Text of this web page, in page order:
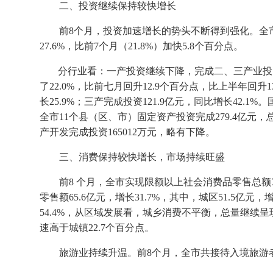
二、投资继续保持较快增长
前8个月，投资加速增长的势头不断得到强化。全
27.6% ，比前7个月（21.8%）加快5.8个百分点。
分行业看： 一产投资继续下降，完成二、三产业
了22.0% ，比前七月回升12.9个百分点，比上半年回升
长25.9% ；三产完成投资121.9亿元，同比增长42.1%。
全市11个县（区、市）固定资产投资完成279.4亿元，
产开发完成投资165012万元，略有下降。
三、消费保持较快增长，市场持续旺盛
前8 个月，全市实现限额以上社会消费品零售总额
零售额65.6亿元，增长31.7% ，其中，城区51.5亿元，
54.4% ， 从区域发展看，城乡消费不平衡，总量继续
速高于城镇22.7个百分点。
旅游业持续升温。前8个月，全市共接待入境旅游